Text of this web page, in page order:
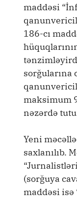
maddəsi
186-cı
sorğularına
maksimum
nəzərdə
Yeni
saxlanılıb.
(sorğuya
maddəsi